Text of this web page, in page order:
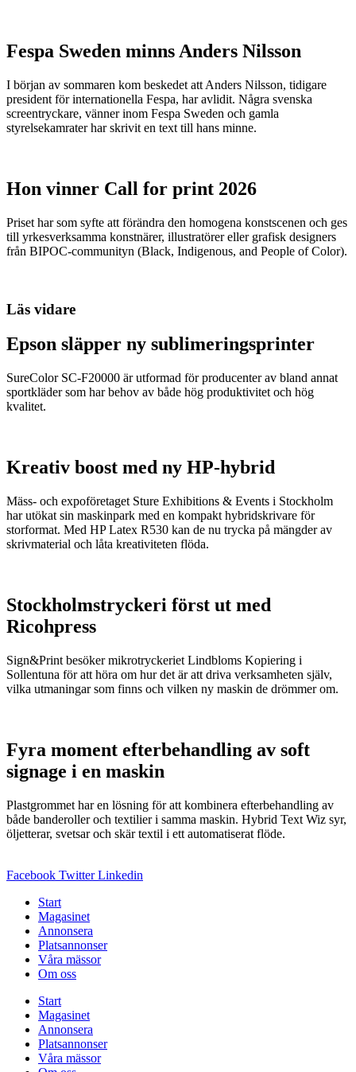
Fespa Sweden minns Anders Nilsson
I början av sommaren kom beskedet att Anders Nilsson, tidigare
president för internationella Fespa, har avlidit. Några svenska
screentryckare, vänner inom Fespa Sweden och gamla
styrelsekamrater har skrivit en text till hans minne.
Hon vinner Call for print 2026
Priset har som syfte att förändra den homogena konstscenen och ges
till yrkesverksamma konstnärer, illustratörer eller grafisk designers
från BIPOC-communityn (Black, Indigenous, and People of Color).
Läs vidare
Epson släpper ny sublimeringsprinter
SureColor SC-F20000 är utformad för producenter av bland annat
sportkläder som har behov av både hög produktivitet och hög
kvalitet.
Kreativ boost med ny HP-hybrid
Mäss- och expoföretaget Sture Exhibitions & Events i Stockholm
har utökat sin maskinpark med en kompakt hybridskrivare för
storformat. Med HP Latex R530 kan de nu trycka på mängder av
skrivmaterial och låta kreativiteten flöda.
Stockholmstryckeri först ut med
Ricohpress
Sign&Print besöker mikrotryckeriet Lindbloms Kopiering i
Sollentuna för att höra om hur det är att driva verksamheten själv,
vilka utmaningar som finns och vilken ny maskin de drömmer om.
Fyra moment efterbehandling av soft
signage i en maskin
Plastgrommet har en lösning för att kombinera efterbehandling av
både banderoller och textilier i samma maskin. Hybrid Text Wiz syr,
öljetterar, svetsar och skär textil i ett automatiserat flöde.
Facebook Twitter Linkedin
Start
Magasinet
Annonsera
Platsannonser
Våra mässor
Om oss
Start
Magasinet
Annonsera
Platsannonser
Våra mässor